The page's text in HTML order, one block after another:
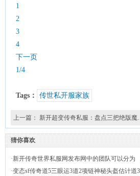
1
2
3
4
下一页
1/4
Tags： 传世私开服家族
上一篇： 新开超变传奇私服：盘点三把绝版
猜你喜欢
·新开传奇世界私服网发布网中的团队可以分为
·变态sf传奇道5三眼运3道2项链神秘头盔估计道3